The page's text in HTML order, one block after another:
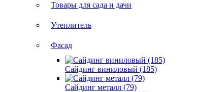
Товары для сада и дачи
Утеплитель
Фасад
Сайдинг виниловый (185)
Сайдинг металл (79)